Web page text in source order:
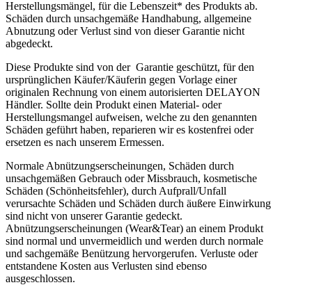
Herstellungsmängel, für die Lebenszeit* des Produkts ab.
Schäden durch unsachgemäße Handhabung, allgemeine
Abnutzung oder Verlust sind von dieser Garantie nicht
abgedeckt.
Diese Produkte sind von der Garantie geschützt, für den
ursprünglichen Käufer/Käuferin gegen Vorlage einer
originalen Rechnung von einem autorisierten DELAYON
Händler. Sollte dein Produkt einen Material- oder
Herstellungsmangel aufweisen, welche zu den genannten
Schäden geführt haben, reparieren wir es kostenfrei oder
ersetzen es nach unserem Ermessen.
Normale Abnützungserscheinungen, Schäden durch
unsachgemäßen Gebrauch oder Missbrauch, kosmetische
Schäden (Schönheitsfehler), durch Aufprall/Unfall
verursachte Schäden und Schäden durch äußere Einwirkung
sind nicht von unserer Garantie gedeckt.
Abnützungserscheinungen (Wear&Tear) an einem Produkt
sind normal und unvermeidlich und werden durch normale
und sachgemäße Benützung hervorgerufen. Verluste oder
entstandene Kosten aus Verlusten sind ebenso
ausgeschlossen.